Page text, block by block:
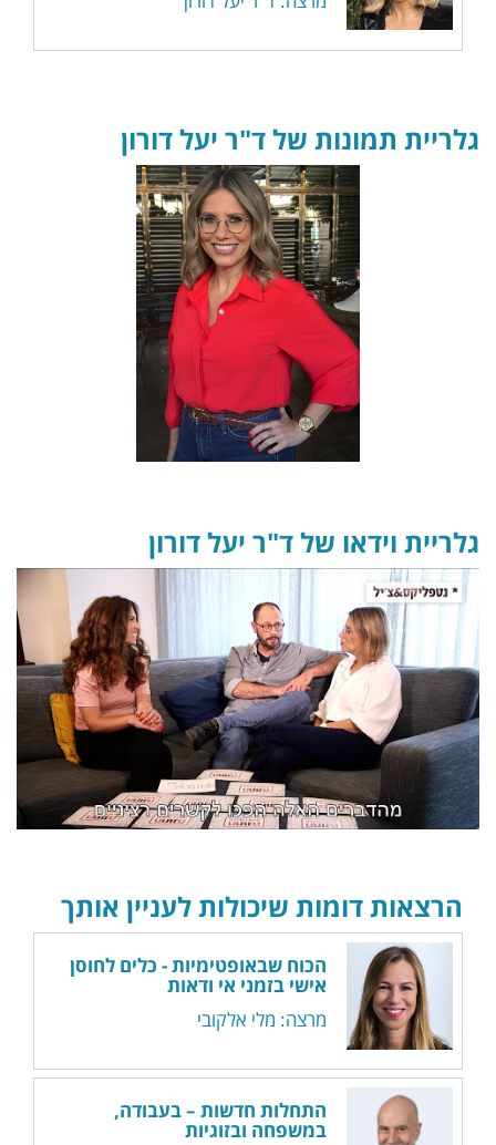
גלריית תמונות של ד"ר יעל דורון
גלריית וידאו של ד"ר יעל דורון
הרצאות דומות שיכולות לעניין אותך
הכוח שבאופטימיות - כלים לחוסן
אישי בזמני אי ודאות
מרצה: מלי אלקובי
התחלות חדשות – בעבודה,
במשפחה ובזוגיות